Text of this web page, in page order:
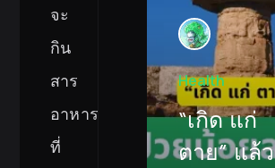
จะ
กิน
สาร
อาหาร
ที่
Health
“เกิด แก่
ตาย” แล้ว